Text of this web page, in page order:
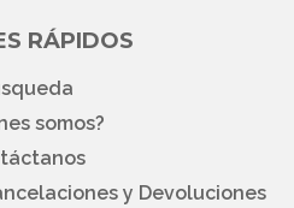
RÁPIDOS
somos?
y Devoluciones